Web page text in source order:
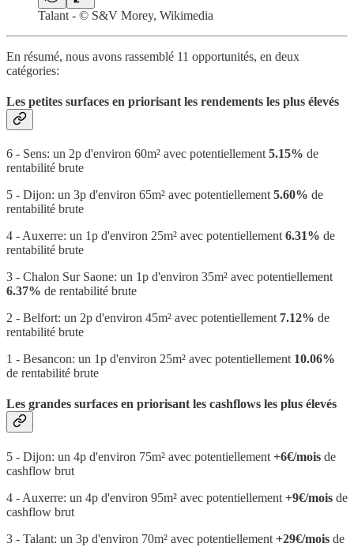
Talant - © S&V Morey, Wikimedia
En résumé, nous avons rassemblé 11 opportunités, en deux
catégories:
Les petites surfaces en priorisant les rendements les plus élevés
6 - Sens: un 2p d'environ 60m² avec potentiellement 5.15% de
rentabilité brute
5 - Dijon: un 3p d'environ 65m² avec potentiellement 5.60% de
rentabilité brute
4 - Auxerre: un 1p d'environ 25m² avec potentiellement 6.31% de
rentabilité brute
3 - Chalon Sur Saone: un 1p d'environ 35m² avec potentiellement
6.37% de rentabilité brute
2 - Belfort: un 2p d'environ 45m² avec potentiellement 7.12% de
rentabilité brute
1 - Besancon: un 1p d'environ 25m² avec potentiellement 10.06%
de rentabilité brute
Les grandes surfaces en priorisant les cashflows les plus élevés
5 - Dijon: un 4p d'environ 75m² avec potentiellement +6€/mois de
cashflow brut
4 - Auxerre: un 4p d'environ 95m² avec potentiellement +9€/mois de
cashflow brut
3 - Talant: un 3p d'environ 70m² avec potentiellement +29€/mois de